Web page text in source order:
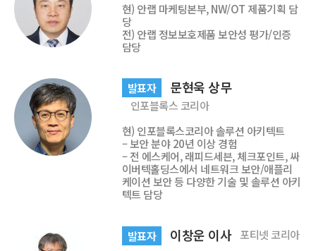
현) 안랩 마케팅본부, NW/OT 제품기획 담
당
전) 안랩 정보보호제품 보안성 평가/인증
담당
발표자 문현욱 상무
인포블록스 코리아
현) 인포블록스코리아 솔루션 아키텍트
– 보안 분야 20년 이상 경험
– 전 에스케어, 래피드세븐, 체크포인트, 싸
이버텍홀딩스에서 네트워크 보안/애플리
케이션 보안 등 다양한 기술 및 솔루션 아키
텍트 담당
발표자 이창운 이사 포티넷 코리아